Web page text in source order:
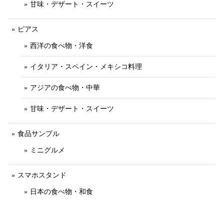
甘味・デザート・スイーツ
ピアス
西洋の食べ物・洋食
イタリア・スペイン・メキシコ料理
アジアの食べ物・中華
甘味・デザート・スイーツ
食品サンプル
ミニグルメ
スマホスタンド
日本の食べ物・和食